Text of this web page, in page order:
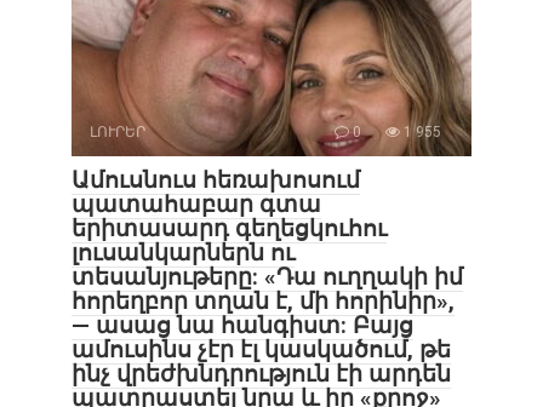
ԼՈՒՐԵՐ 0 1 955
Ամուսնուս հեռախոսում
պատահաբար գտա
երիտասարդ գեղեցկուհու
լուսանկարներն ու
տեսանյութերը: «Դա ուղղակի իմ
հորեղբոր տղան է, մի հորինիր»,
— ասաց նա հանգիստ: Բայց
ամուսինս չէր էլ կասկածում, թե
ինչ վրեժխնդրություն էի արդեն
պատրաստել նրա և իր «քրոջ»